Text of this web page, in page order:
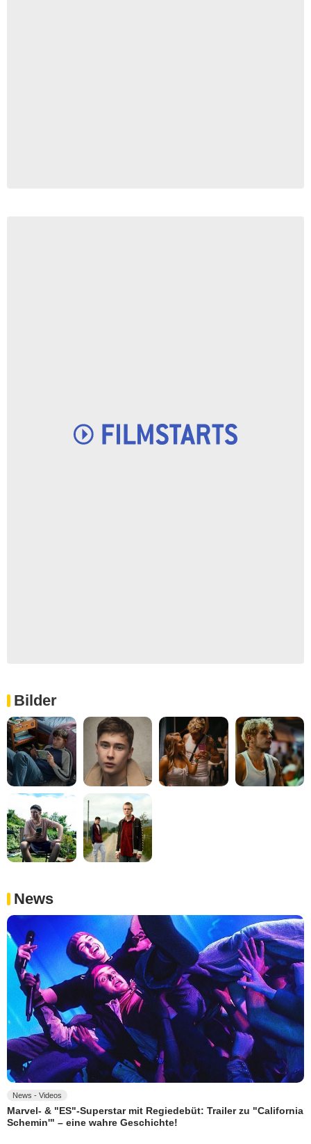
Bilder
News
News - Videos
Marvel- & "ES"-Superstar mit Regiedebüt: Trailer zu "California
Schemin'" – eine wahre Geschichte!